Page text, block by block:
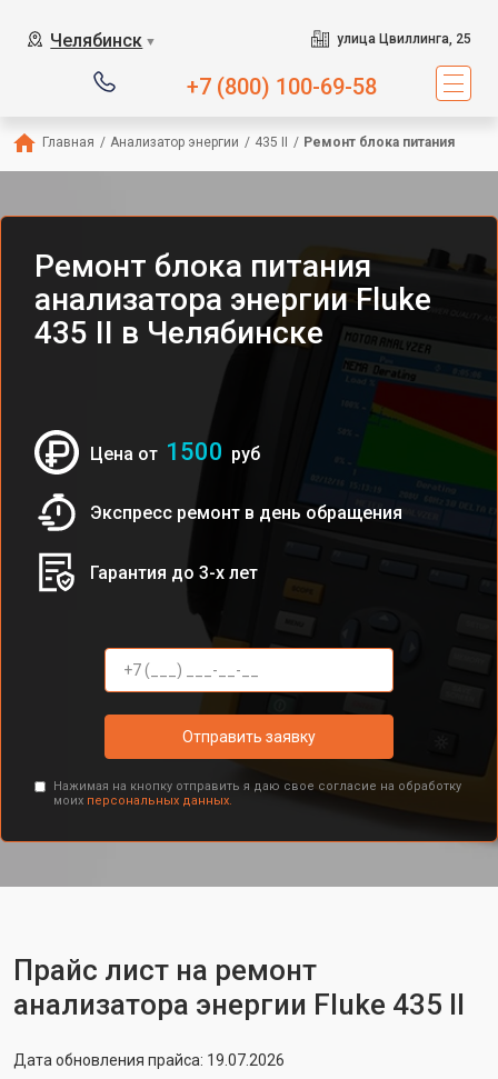
Челябинск ▼ улица Цвиллинга, 25
+7 (800) 100-69-58
Главная / Анализатор энергии / 435 II / Ремонт блока питания
Ремонт блока питания
анализатора энергии Fluke
435 II в Челябинске
Цена от 1500 руб
Экспресс ремонт в день обращения
Гарантия до 3-х лет
Отправить заявку
Нажимая на кнопку отправить я даю свое согласие на обработку
моих персональных данных.
Прайс лист на ремонт
анализатора энергии Fluke 435 II
Дата обновления прайса: 19.07.2026